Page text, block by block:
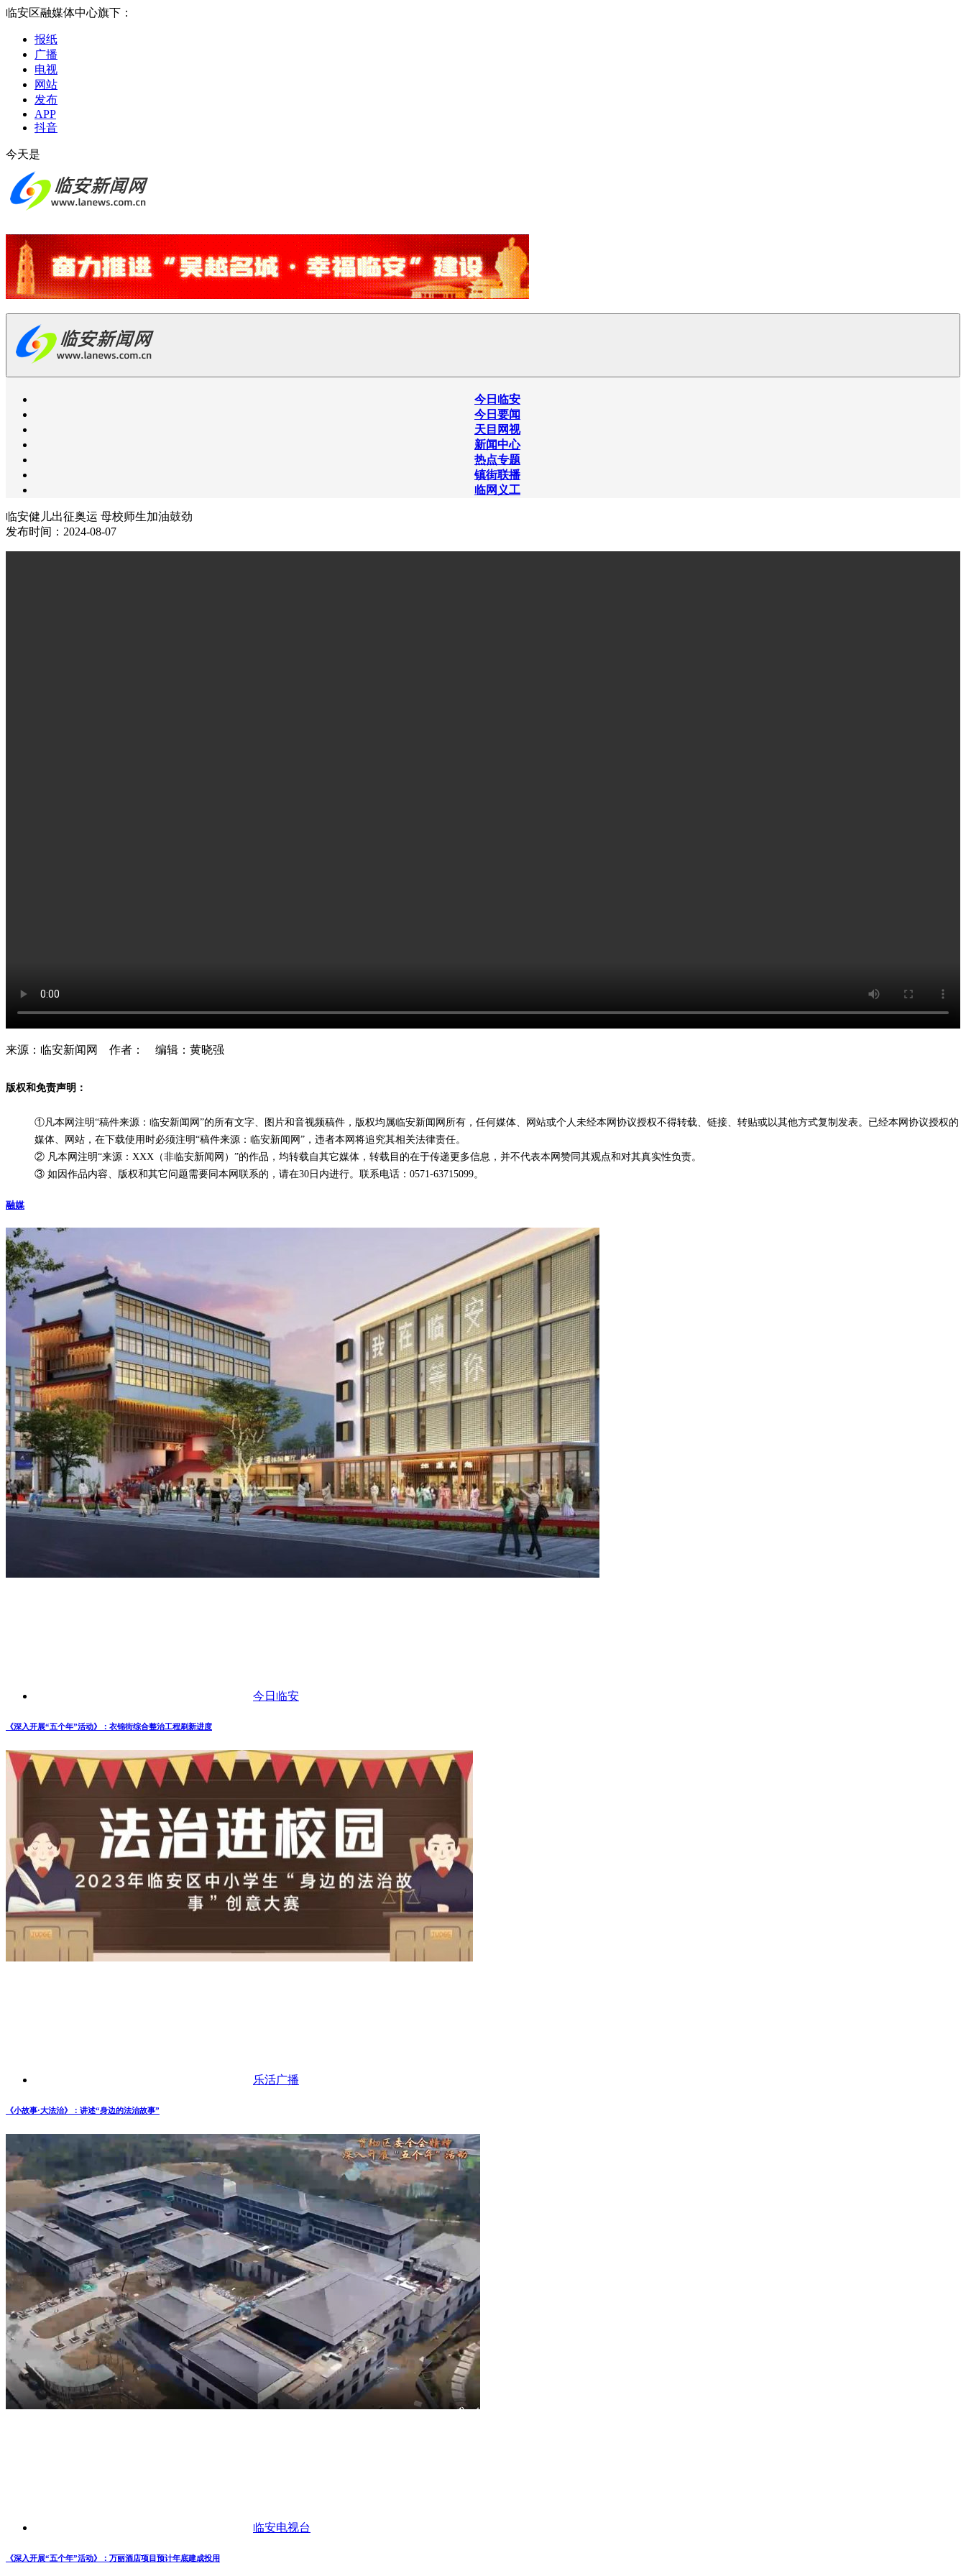
临安区融媒体中心旗下：
报纸
广播
电视
网站
发布
APP
抖音
今天是
今日临安
今日要闻
天目网视
新闻中心
热点专题
镇街联播
临网义工
临安健儿出征奥运 母校师生加油鼓劲
发布时间：2024-08-07
来源：临安新闻网 作者： 编辑：黄晓强
版权和免责声明：
①凡本网注明“稿件来源：临安新闻网”的所有文字、图片和音视频稿件，版权均属临安新闻网所有，任何媒体、网站或个人未经本网协议授权不得转载、链接、转贴或以其他方式复制发表。已经本网协议授权的
媒体、网站，在下载使用时必须注明“稿件来源：临安新闻网”，违者本网将追究其相关法律责任。
② 凡本网注明“来源：XXX（非临安新闻网）”的作品，均转载自其它媒体，转载目的在于传递更多信息，并不代表本网赞同其观点和对其真实性负责。
③ 如因作品内容、版权和其它问题需要同本网联系的，请在30日内进行。联系电话：0571-63715099。
融媒
今日临安
《深入开展“五个年”活动》：衣锦街综合整治工程刷新进度
乐活广播
《小故事·大法治》：讲述“身边的法治故事”
临安电视台
《深入开展“五个年”活动》：万丽酒店项目预计年底建成投用